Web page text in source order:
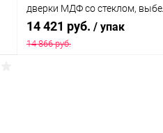
дверки МДФ со стеклом,
коробке, подходит для
14 421 руб. / упак
14 866 руб.